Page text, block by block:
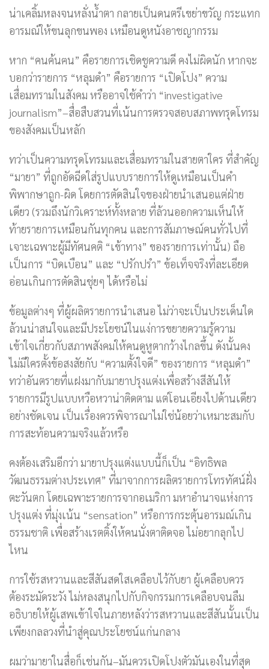
น่าเคลิ้มหลงจนหลั่งน้ำตา กลายเป็นดนตรีเขย่าขวัญ กระแทก
อารมณ์ให้ขนลุกขนพอง เหมือนดูหนังอาชญากรรม
หาก “คนค้นฅน” คือรายการเชิดชูความดี คงไม่ผิดนัก หากจะ
บอกว่ารายการ “หลุมดำ” คือรายการ “เปิดโปง” ความ
เสื่อมทรามในสังคม หรืออาจใช้คำว่า “investigative
journalism”–สื่อสืบสวนที่เน้นการตรวจสอบสภาพทรุดโทรม
ของสังคมเป็นหลัก
ทว่าเป็นความทรุดโทรมและเสื่อมทรามในสายตาใคร ที่สำคัญ
“มายา” ที่ถูกอัดฉีดใส่รูปแบบรายการให้ดูเหมือนเป็นคำ
พิพากษาถูก-ผิด โดยการตัดสินใจของฝ่ายนำเสนอแต่ฝ่าย
เดียว (รวมถึงนักวิเคราะห์ทั้งหลาย ที่ล้วนออกความเห็นให้
ท้ายรายการเหมือนกันทุกคน และการสัมภาษณ์คนทั่วไปที่
เจาะเฉพาะผู้มีทัศนคติ “เข้าทาง” ของรายการเท่านั้น) ถือ
เป็นการ “บิดเบือน” และ “ปรักปรำ” ข้อเท็จจริงที่ละเอียด
อ่อนเกินการตัดสินชุ่ยๆ ได้หรือไม่
ข้อมูลต่างๆ ที่ผู้ผลิตรายการนำเสนอ ไม่ว่าจะเป็นประเด็นใด
ล้วนน่าสนใจและมีประโยชน์ในแง่การขยายความรู้ความ
เข้าใจเกี่ยวกับสภาพสังคมให้คนดูหูตากว้างไกลขึ้น ดังนั้นคง
ไม่มีใครตั้งข้อสงสัยกับ “ความตั้งใจดี” ของรายการ “หลุมดำ”
ทว่าอันตรายที่แฝงมากับมายาปรุงแต่งเพื่อสร้างสีสันให้
รายการมีรูปแบบหวือหวาน่าติดตาม แต่โอนเอียงไปด้านเดียว
อย่างชัดเจน เป็นเรื่องควรพิจารณาไม่ใช่น้อยว่าเหมาะสมกับ
การสะท้อนความจริงแล้วหรือ
คงต้องเสริมอีกว่า มายาปรุงแต่งแบบนี้ก็เป็น “อิทธิพล
วัฒนธรรมต่างประเทศ” ที่มาจากการผลิตรายการโทรทัศน์ฝั่ง
ตะวันตก โดยเฉพาะรายการจากอเมริกา มหาอำนาจแห่งการ
ปรุงแต่ง ที่มุ่งเน้น “sensation” หรือการกระตุ้นอารมณ์เกิน
ธรรมชาติ เพื่อสร้างเรตติ้งให้คนนั่งตาติดจอ ไม่อยากลุกไป
ไหน
การใช้รสหวานและสีสันสดใสเคลือบไว้กับยา ผู้เคลือบควร
ต้องระมัดระวัง ไม่หลงสนุกไปกับกิจกรรมการเคลือบจนลืม
อธิบายให้ผู้เสพเข้าใจในภายหลังว่ารสหวานและสีสันนั้นเป็น
เพียงกลลวงที่นำสู่คุณประโยชน์แก่นกลาง
ผมว่ามายาในสื่อก็เช่นกัน–มันควรเปิดโปงตัวมันเองในที่สุด